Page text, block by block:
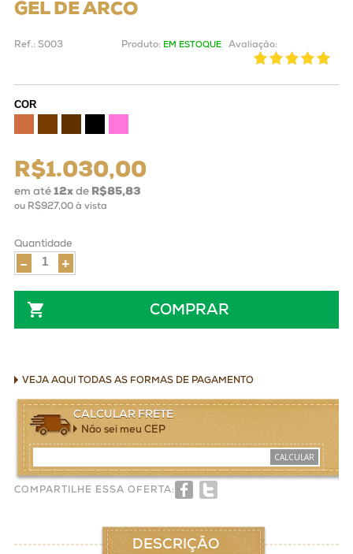
GEL DE ARCO
Ref.: S003 Produto: EM ESTOQUE Avaliação:
COR
R$1.030,00
em até 12xde R$85,83
ou R$927,00à vista
Quantidade
+
-
COMPRAR
VEJA AQUI TODAS AS FORMAS DE PAGAMENTO
CALCULAR FRETE
Não sei meu CEP
CALCULAR
COMPARTILHE ESSA OFERTA:
DESCRIÇÃO